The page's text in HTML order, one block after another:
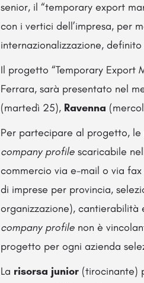
senior, il “temporary export
con i vertici dell’impresa, per
internazionalizzazione,
Il progetto “Temporary Export
Ferrara, sarà presentato nel
(martedì 25), Ravenna
Per partecipare al progetto, le
company profile scaricabile
commercio via e-mail o via
di imprese per provincia,
organizzazione),
company profile non è
progetto per ogni azienda
La risorsa junior (tirocinante)